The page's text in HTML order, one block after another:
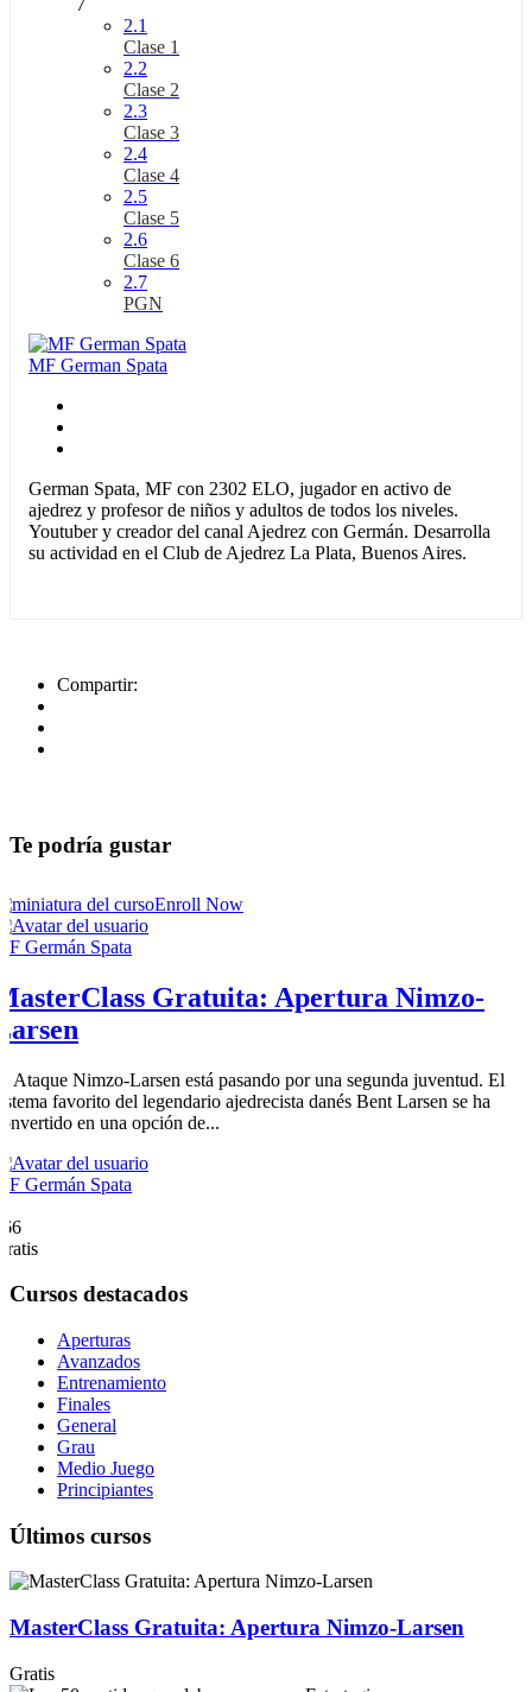
2.1
Clase 1
2.2
Clase 2
2.3
Clase 3
2.4
Clase 4
2.5
Clase 5
2.6
Clase 6
2.7
PGN
MF German Spata
German Spata, MF con 2302 ELO, jugador en activo de
ajedrez y profesor de niños y adultos de todos los niveles.
Youtuber y creador del canal Ajedrez con Germán. Desarrolla
su actividad en el Club de Ajedrez La Plata, Buenos Aires.
Compartir:
Te podría gustar
Enroll Now
Germán Spata
Gratuita: Apertura Nimzo-
Ataque Nimzo-Larsen está pasando por una segunda juventud. El
favorito del legendario ajedrecista danés Bent Larsen se ha
en una opción de...
Germán Spata
Cursos destacados
Aperturas
Avanzados
Entrenamiento
Finales
General
Grau
Medio Juego
Principiantes
Últimos cursos
MasterClass Gratuita: Apertura Nimzo-Larsen
Gratis